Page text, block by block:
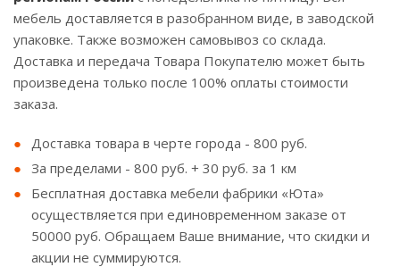
мебель доставляется в разобранном виде, в заводской
упаковке. Также возможен самовывоз со склада.
Доставка и передача Товара Покупателю может быть
произведена только после 100% оплаты стоимости
заказа.
Доставка товара в черте города - 800 руб.
За пределами - 800 руб. + 30 руб. за 1 км
Бесплатная доставка мебели фабрики «Юта»
осуществляется при единовременном заказе от
50000 руб. Обращаем Ваше внимание, что скидки и
акции не суммируются.